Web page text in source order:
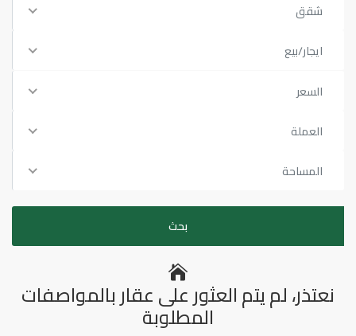
شقق
ايجار/بيع
السعر
العملة
المساحة
نعتذر، لم يتم العثور على عقار بالمواصفات
المطلوبة